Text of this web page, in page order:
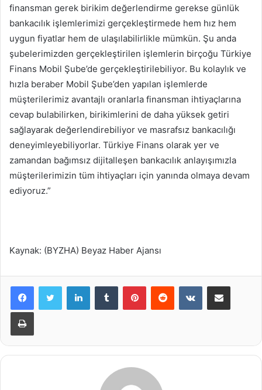
finansman gerek birikim değerlendirme gerekse günlük
bankacılık işlemlerimizi gerçekleştirmede hem hız hem
uygun fiyatlar hem de ulaşılabilirlikle mümkün. Şu anda
şubelerimizden gerçekleştirilen işlemlerin birçoğu Türkiye
Finans Mobil Şube’de gerçekleştirilebiliyor. Bu kolaylık ve
hızla beraber Mobil Şube’den yapılan işlemlerde
müşterilerimiz avantajlı oranlarla finansman ihtiyaçlarına
cevap bulabilirken, birikimlerini de daha yüksek getiri
sağlayarak değerlendirebiliyor ve masrafsız bankacılığı
deneyimleyebiliyorlar. Türkiye Finans olarak yer ve
zamandan bağımsız dijitalleşen bankacılık anlayışımızla
müşterilerimizin tüm ihtiyaçları için yanında olmaya devam
ediyoruz.”
Kaynak: (BYZHA) Beyaz Haber Ajansı
LinkedInTumblr PinterestReddit VKontakteE-Posta ile paylaş
Yazdır